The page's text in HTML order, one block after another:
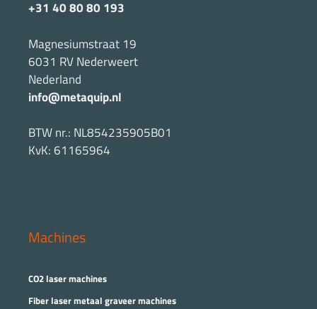
+31 40 80 80 193
Magnesiumstraat 19
6031 RV Nederweert
Nederland
info@metaquip.nl
BTW nr.: NL854235905B01
KvK: 61165964
Machines
CO2 laser machines
Fiber laser metaal graveer machines